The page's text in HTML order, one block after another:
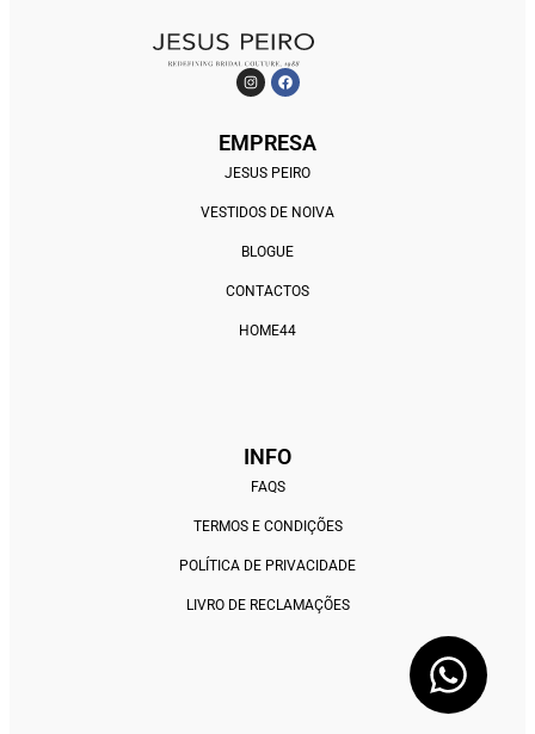
EMPRESA
JESUS PEIRO
VESTIDOS DE NOIVA
BLOGUE
CONTACTOS
HOME44
INFO
FAQS
TERMOS E CONDIÇÕES
POLÍTICA DE PRIVACIDADE
LIVRO DE RECLAMAÇÕES